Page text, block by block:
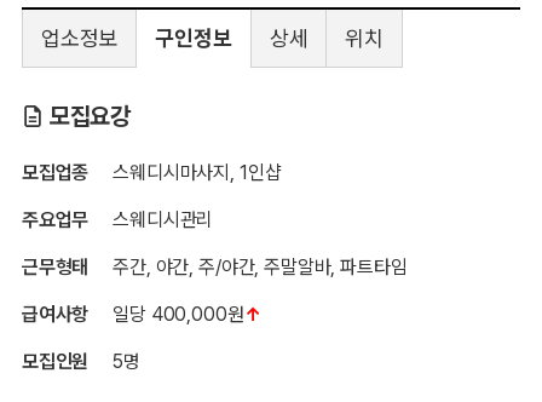
업소정보 구인정보 상세 위치
강남 이슬스웨디시
모집요강
모집업종 스웨디시마사지, 1인샵
주요업무 스웨디시관리
근무형태 주간, 야간, 주/야간, 주말알바, 파트타임
급여사항 일당 400,000원↑
모집인원 5명